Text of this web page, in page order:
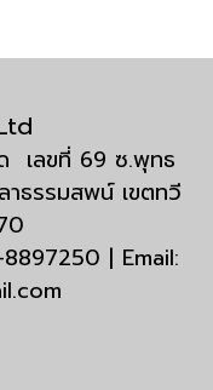
เลขที่ 69 ซ.พุทธ
ธรรมสพน์ เขตทวี
| Email: